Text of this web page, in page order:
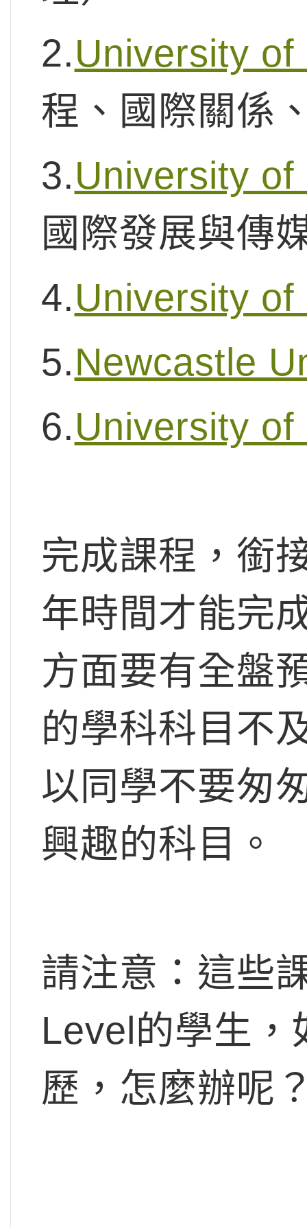
2.University of
程、國際關係
3.University
國際發展與傳
4.University of
5.Newcastle
6.University of
完成課程，銜
年時間才能完
方面要有全盤
的學科科目不
以同學不要匆
興趣的科目。
請注意：這些
Level的學生
歷，怎麼辦呢